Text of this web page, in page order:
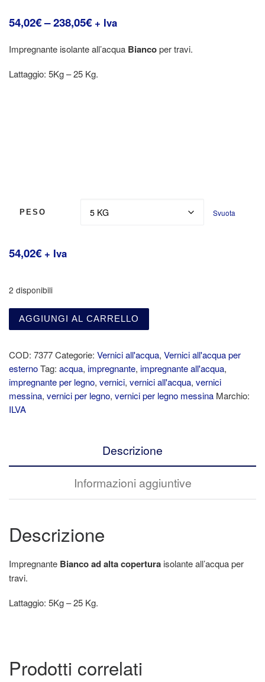
54,02€–238,05€ + Iva
Impregnante isolante all’acqua Biancoper travi.
Lattaggio: 5Kg – 25 Kg.
PESO Svuota
54,02€ + Iva
2 disponibili
AGGIUNGI AL CARRELLO
COD: 7377Categorie: Vernici all'acqua, Vernici all'acqua per
esternoTag: acqua, impregnante, impregnante all'acqua,
impregnante per legno, vernici, vernici all'acqua, vernici
messina, vernici per legno, vernici per legno messina Marchio:
ILVA
Descrizione
Informazioni aggiuntive
Descrizione
Impregnante Bianco ad alta copertura isolante all’acqua per
travi.
Lattaggio: 5Kg – 25 Kg.
Prodotti correlati